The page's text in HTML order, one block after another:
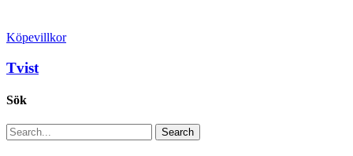
Köpevillkor
Tvist
Sök
Search